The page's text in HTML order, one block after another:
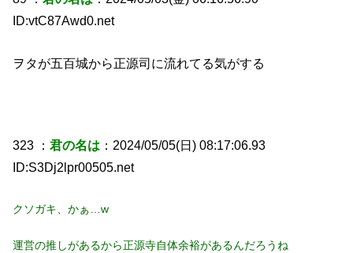
ID:vtC87Awd0.net
ヲタが五百城から正源司に流れてる気がする
323 ：君の名は ：2024/05/05(日) 08:17:06.93
ID:S3Dj2lpr00505.net
クソガキ、かぁ…w
運営の推しがあるから正源寺自体余裕があるんだろうね